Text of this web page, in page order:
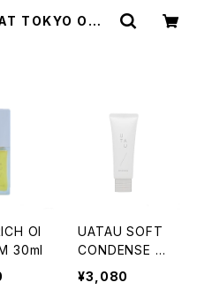
TOKYO ONLI
OI
30ml
UATAU SOFT
CONDENSE 6
0g
¥3,080